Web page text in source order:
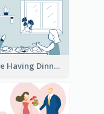
Couple Having Dinner Illustration